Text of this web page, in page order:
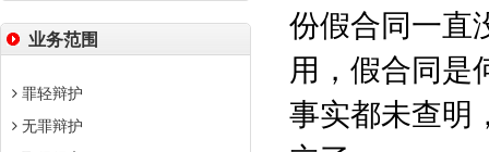
业务范围
罪轻辩护
无罪辩护
份假合同一直
用，假合同是
事实都未查明